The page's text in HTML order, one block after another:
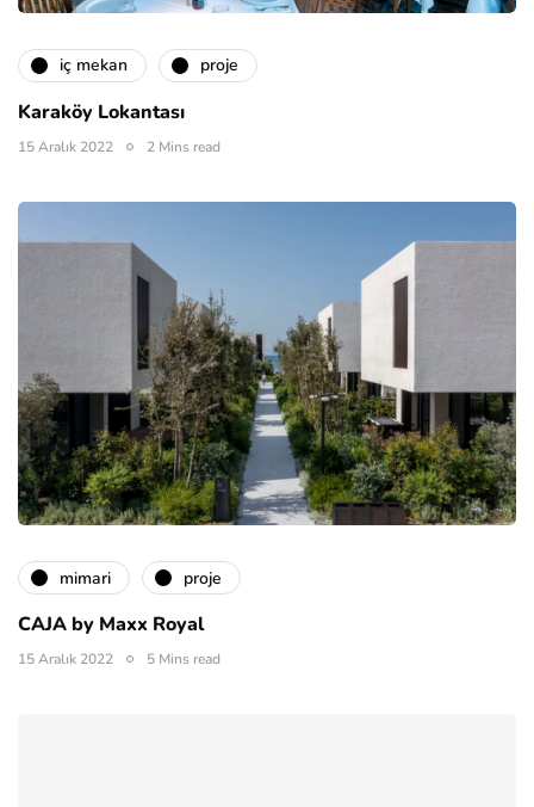
i̇ç mekan proje
Karaköy Lokantası
15 Aralık 2022 2 Mins read
mimari proje
CAJA by Maxx Royal
15 Aralık 2022 5 Mins read